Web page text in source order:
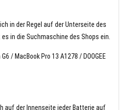
in der Regel auf der Unterseite des
in die Suchmaschine des Shops ein.
/ MacBook Pro 13 A1278 / DOOGEE
auf der Innenseite jeder Batterie auf